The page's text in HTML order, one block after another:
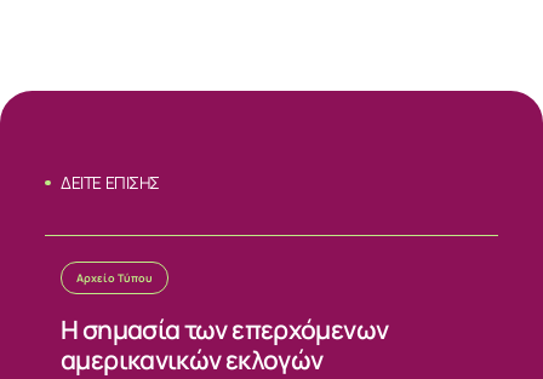
ΔΕΙΤΕ ΕΠΙΣΗΣ
Αρχείο Τύπου
Η σημασία των επερχόμενων
αμερικανικών εκλογών